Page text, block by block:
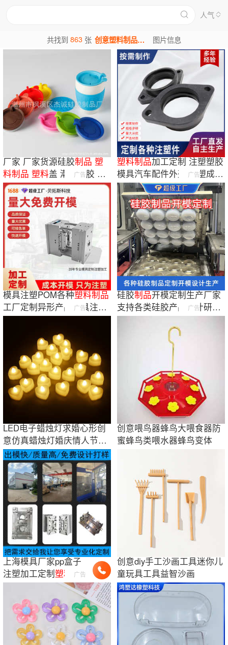
人气
共找到863 张 创意塑料制品图片 图片信息
厂家 厂家货源硅胶制品 塑
料制品 塑料盖 潮州硅胶 塑
料杯盖
广告
塑料制品加工定制 注塑塑胶
模具汽车配件外壳 注塑成型
塑料异形件
广告
模具注塑POM各种塑料制品
工厂定制异形产品模具注塑
模具开发加工
广告
硅胶制品开模定制生产厂家
支持各类硅胶产品设计研发
一站式服务
广告
LED电子蜡烛灯求婚心形创
意仿真蜡烛灯婚庆情人节装
饰道具 candle
创意喂鸟器蜂鸟大喂食器防
蜜蜂鸟类喂水器蜂鸟变体
上海模具厂家pp盒子
注塑加工定制塑料
塑
胶外壳制品注塑塑料
模具厂
广告
创意diy手工沙画工具迷你儿
童玩具工具益智沙画